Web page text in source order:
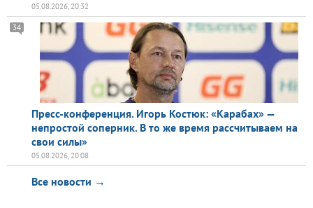
05.08.2026, 20:32
Пресс-конференция. Игорь Костюк: «Карабах» —
непростой соперник. В то же время рассчитываем на
свои силы»
34
05.08.2026, 20:08
Все новости →